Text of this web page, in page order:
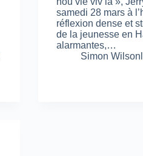
samedi 28 mars à
réflexion dense et
de la jeunesse en
alarmantes,…
Simon